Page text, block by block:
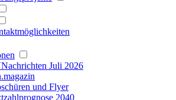
Juli 2026
und Flyer
2040